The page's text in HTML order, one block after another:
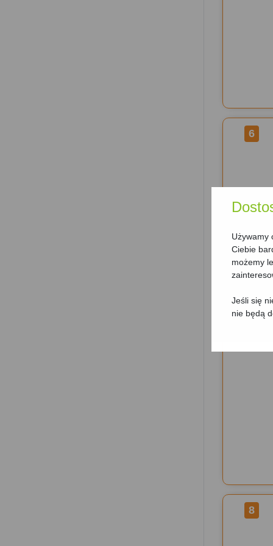
Używamy
Ciebie
możemy
Jeśli się
nie będą
6
7
8